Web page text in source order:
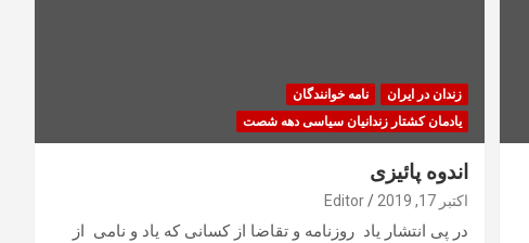
زندان در ایران
نامه خوانندگان
یادمان کشتار زندانیان سیاسی دهه شصت
اندوه پائیزی
اکتبر 17, 2019 Editor
در پی انتشار یاد روزنامه و تقاضا از کسانی که یاد و نامی از